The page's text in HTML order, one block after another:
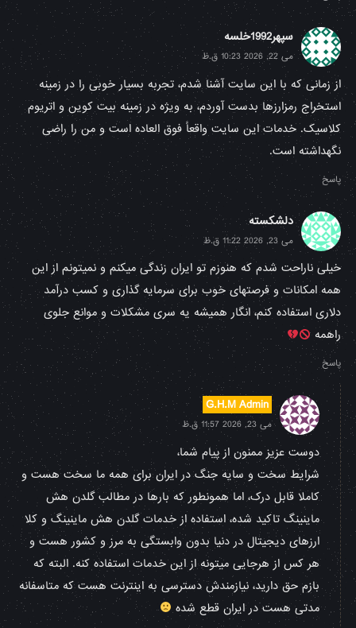
سپهر1992خلسه
می 22, 2026 10:23 ق.ظ
از زمانی که با این سایت آشنا شدم، تجربه بسیار خوبی را در زمینه
استخراج رمزارزها بدست آوردم، به ویژه در زمینه بیت کوین و اتریوم
کلاسیک. خدمات این سایت واقعاً فوق العاده است و من را راضی
نگهداشته است.
پاسخ
دلشکسته
می 23, 2026 11:22 ق.ظ
خیلی ناراحت شدم که هنوزم تو ایران زندگی میکنم و نمیتونم از این
همه امکانات و فرصتهای خوب برای سرمایه گذاری و کسب درآمد
دلاری استفاده کنم، انگار همیشه یه سری مشکلات و موانع جلوی
راهمه
پاسخ
G.H.M Admin
می 23, 2026 11:57 ق.ظ
دوست عزیز ممنون از پیام شما،
شرایط سخت و سایه جنگ در ایران برای همه ما سخت هست و
کاملا قابل درک، اما همونطور که بارها در مطالب گلدن هش
ماینینگ تاکید شده، استفاده از خدمات گلدن هش ماینینگ و کلا
ارزهای دیجیتال در دنیا بدون وابستگی به مرز و کشور هست و
هر کس از هرجایی میتونه از این خدمات استفاده کنه. البته که
بازم حق دارید، نیازمندش دسترسی به اینترنت هست که متاسفانه
مدتی هست در ایران قطع شده